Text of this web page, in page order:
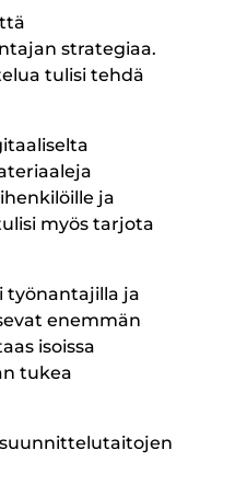
strategiaa.
tulisi tehdä
ja
myös tarjota
työnantajilla ja
enemmän
isoissa
tukea